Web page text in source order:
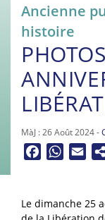
Ancienne
histoire
MàJ : 26 Août 2024 -
Facebook
Le dimanche 25